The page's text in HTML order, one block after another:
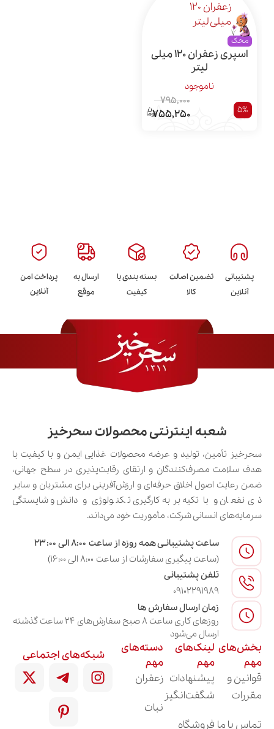
محک
اسپری زعفران 120 میلی
لیتر
ناموجود
5%
795,000
755,250
پشتیبانی
آنلاین
تضمین اصالت
کالا
بسته بندی با
کیفیت
ارسال به
موقع
پرداخت امن
آنلاین
شعبه اینترنتی محصولات سحرخیز
سحرخیز تأمین، تولید و عرضه محصولات غذایی ایمن و با کیفیت با
هدف سلامت مصرف‌کنندگان و ارتقای رقابت‌پذیری در سطح جهانی،
ضمن رعایت اصول اخلاق حرفه‌ای و ارزش‌آفرینی برای مشتریان و سایر
ذی‌نفعان و با تکیه بر به‌کارگیری تکنولوژی و دانش و شایستگی
سرمایه‌های انسانی شرکت، مأموریت خود می‌داند.
ساعت پشتیبانـی همه روزه از ساعت ۸:۰۰ الی ۲۳:۰۰
(ساعت پیگیری سفارشات از ساعت ۸:۰۰ الی ۱۶:۰۰)
تلفن پشتیبانی
09102291989
زمان ارسال سفارش ها
روزهای کاری ساعت ۸ صبح سفارش‌های ۲۴ ساعت گذشته
ارسال می‌شود
بخش‌های
مهم
قوانین و
مقررات
تماس با ما
لینک‌های
مهم
پیشنهادات
شگفت‌انگیز
فروشگاه
دسته‌های
مهم
زعفران
نبات
شبکه‌های اجتماعی